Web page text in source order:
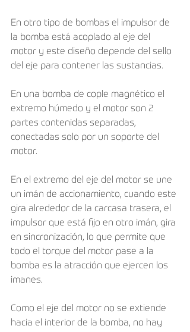
En otro tipo de bombas el impulsor de
la bomba está acoplado al eje del
motor y este diseño depende del sello
del eje para contener las sustancias.
En una bomba de cople magnético el
extremo húmedo y el motor son 2
partes contenidas separadas,
conectadas solo por un soporte del
motor.
En el extremo del eje del motor se une
un imán de accionamiento, cuando este
gira alrededor de la carcasa trasera, el
impulsor que está fijo en otro imán, gira
en sincronización, lo que permite que
todo el torque del motor pase a la
bomba es la atracción que ejercen los
imanes.
Como el eje del motor no se extiende
hacia el interior de la bomba, no hay